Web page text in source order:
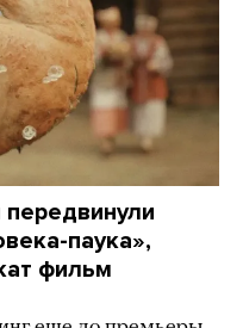
передвинули
паука»,
фильм